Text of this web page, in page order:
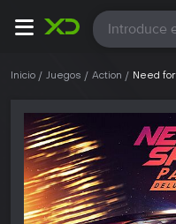
Todas
Inicio Juegos Action Need